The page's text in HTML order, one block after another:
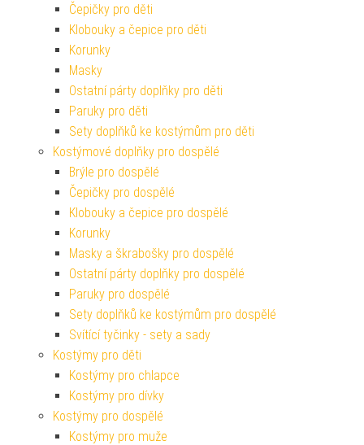
Čepičky pro děti
Klobouky a čepice pro děti
Korunky
Masky
Ostatní párty doplňky pro děti
Paruky pro děti
Sety doplňků ke kostýmům pro děti
Kostýmové doplňky pro dospělé
Brýle pro dospělé
Čepičky pro dospělé
Klobouky a čepice pro dospělé
Korunky
Masky a škrabošky pro dospělé
Ostatní párty doplňky pro dospělé
Paruky pro dospělé
Sety doplňků ke kostýmům pro dospělé
Svítící tyčinky - sety a sady
Kostýmy pro děti
Kostýmy pro chlapce
Kostýmy pro dívky
Kostýmy pro dospělé
Kostýmy pro muže